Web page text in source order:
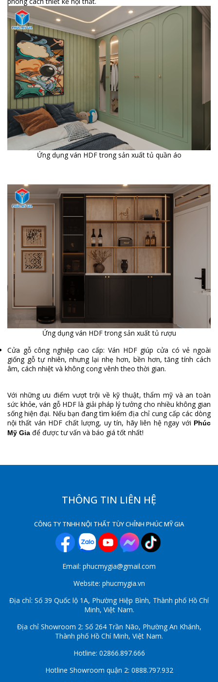
Ứng dụng ván HDF trong sản xuất tủ quần áo
Ứng dụng ván HDF trong sản xuất tủ rượu
Cửa gỗ công nghiệp cao cấp: Ván HDF giúp cửa có vẻ ngoài
giống gỗ tự nhiên, nhưng lại nhẹ hơn, bền hơn, tăng tính cách
âm, cách nhiệt và không cong vênh theo thời gian.
Với những ưu điểm vượt trội về kỹ thuật, thẩm mỹ và an toàn
sức khỏe, ván gỗ HDF là giải pháp lý tưởng cho nhiều không gian
sống hiện đại. Nếu bạn đang tìm kiếm địa chỉ cung cấp các dòng
nội thất ván HDF chất lượng, uy tín, hãy liên hệ ngay với Phúc
Mỹ Gia để được tư vấn và báo giá tốt nhất!
THÔNG TIN LIÊN HỆ
CÔNG TY TNHH NỘI THẤT TÙY CHỈNH PHÚC MỸ GIA
Email: phucmygia@gmail.com
Website: phucmygia.vn
Địa chỉ: Số 39 Quốc lộ 1A, Phường Hiệp Bình, Thành phố Hồ Chí
Minh, Việt Nam.
Địa chỉ Showroom 2: Số 264 Trần Não, Phường An Khánh,
Thành phố Hồ Chí Minh, Việt Nam.
Hotline: 02866.897.666
Hotline Showroom quận 2: 0888.797.932